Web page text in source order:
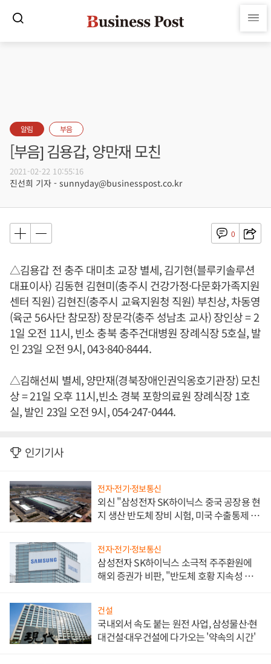
알림 부음
[부음] 김용갑, 양만재 모친
2021-02-22 10:55:16
진선희 기자 - sunnyday@businesspost.co.kr
0
△김용갑 전 충주 대미초 교장 별세, 김기현(블루키솔루션
대표이사) 김동현 김현미(충주시 건강가정·다문화가족지원
센터 직원) 김현진(충주시 교육지원청 직원) 부친상, 차동영
(육군 56사단 참모장) 장문각(충주 성남초 교사) 장인상 = 2
1일 오전 11시, 빈소 충북 충주건대병원 장례식장 5호실, 발
인 23일 오전 9시, 043-840-8444.
△김해선씨 별세, 양만재(경북장애인권익옹호기관장) 모친
상 = 21일 오후 11시,빈소 경북 포항의료원 장례식장 1호
실, 발인 23일 오전 9시, 054-247-0444.
인기기사
전자·전기·정보통신
외신 "삼성전자 SK하이닉스 중국 공장용 현
지 생산 반도체 장비 시험, 미국 수출통제 대
전자·전기·정보통신
삼성전자 SK하이닉스 소극적 주주환원에
해외 증권가 비판, "반도체 호황 지속성 의
건설
국내외서 속도 붙는 원전 사업, 삼성물산·현
대건설·대우건설에 다가오는 '약속의 시간'